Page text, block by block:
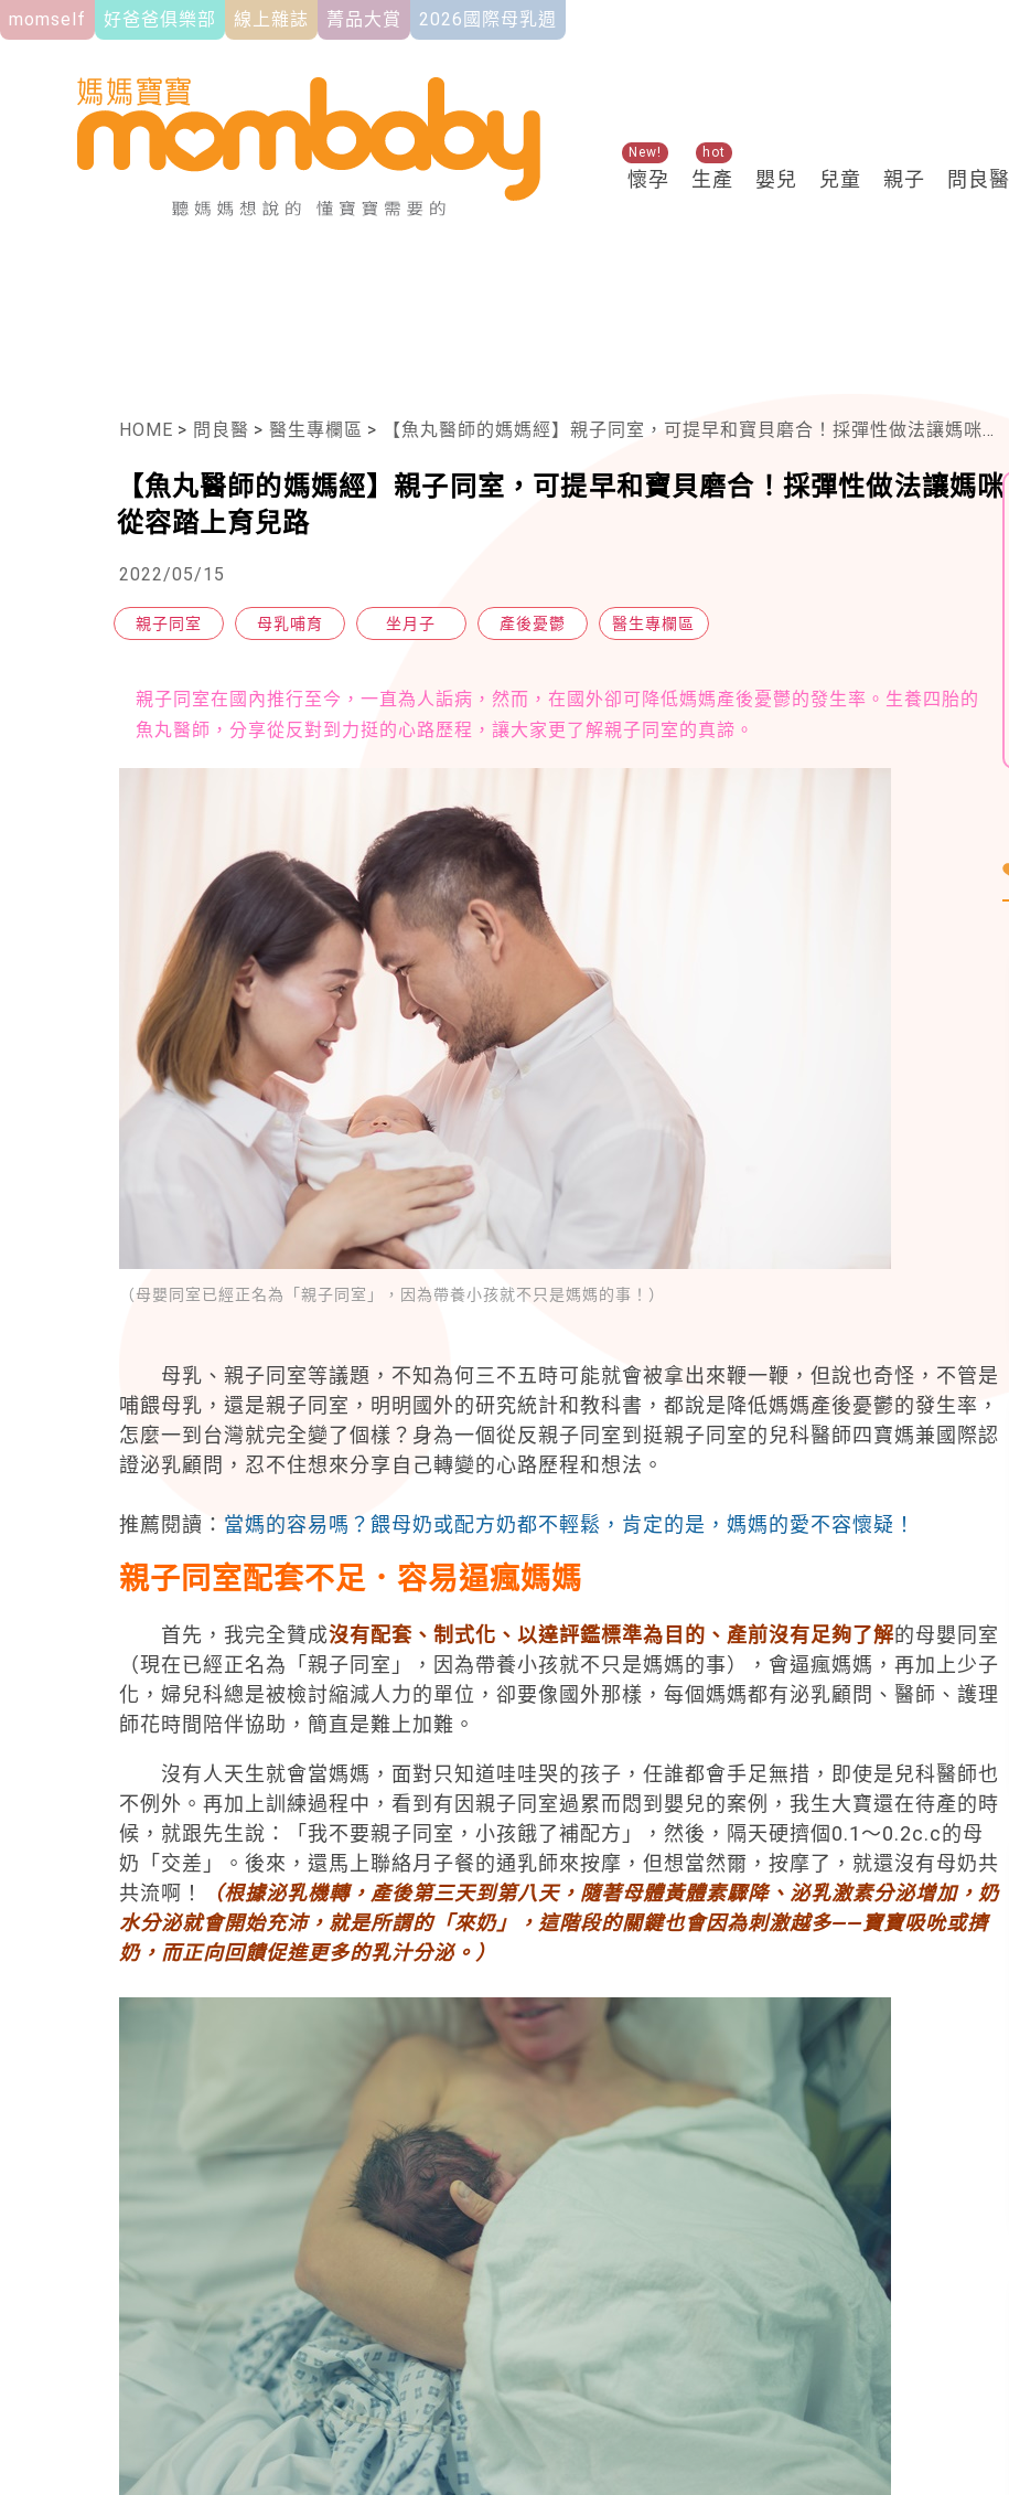
momself 好爸爸俱樂部 線上雜誌 菁品大賞 2026國際母乳週
懷孕
New!
生產
hot
嬰兒 兒童 親子 問良醫
HOME > 問良醫 > 醫生專欄區 > 【魚丸醫師的媽媽經】親子同室，可提早和寶貝磨合！採彈性做法讓媽咪從容踏上育兒路
【魚丸醫師的媽媽經】親子同室，可提早和寶貝磨合！採彈性做法讓媽咪
從容踏上育兒路
2022/05/15
親子同室 母乳哺育 坐月子 產後憂鬱 醫生專欄區
親子同室在國內推行至今，一直為人詬病，然而，在國外卻可降低媽媽產後憂鬱的發生率。生養四胎的
魚丸醫師，分享從反對到力挺的心路歷程，讓大家更了解親子同室的真諦。
（母嬰同室已經正名為「親子同室」，因為帶養小孩就不只是媽媽的事！）
母乳、親子同室等議題，不知為何三不五時可能就會被拿出來鞭一鞭，但說也奇怪，不管是
哺餵母乳，還是親子同室，明明國外的研究統計和教科書，都說是降低媽媽產後憂鬱的發生率，
怎麼一到台灣就完全變了個樣？身為一個從反親子同室到挺親子同室的兒科醫師四寶媽兼國際認
證泌乳顧問，忍不住想來分享自己轉變的心路歷程和想法。
推薦閱讀： 當媽的容易嗎？餵母奶或配方奶都不輕鬆，肯定的是，媽媽的愛不容懷疑！
親子同室配套不足．容易逼瘋媽媽
首先，我完全贊成沒有配套、制式化、以達評鑑標準為目的、產前沒有足夠了解的母嬰同室
（現在已經正名為「親子同室」，因為帶養小孩就不只是媽媽的事），會逼瘋媽媽，再加上少子
化，婦兒科總是被檢討縮減人力的單位，卻要像國外那樣，每個媽媽都有泌乳顧問、醫師、護理
師花時間陪伴協助，簡直是難上加難。
沒有人天生就會當媽媽，面對只知道哇哇哭的孩子，任誰都會手足無措，即使是兒科醫師也
不例外。再加上訓練過程中，看到有因親子同室過累而悶到嬰兒的案例，我生大寶還在待產的時
候，就跟先生說：「我不要親子同室，小孩餓了補配方」，然後，隔天硬擠個0.1～0.2c.c的母
奶「交差」。後來，還馬上聯絡月子餐的通乳師來按摩，但想當然爾，按摩了，就還沒有母奶共
共流啊！
（根據泌乳機轉，產後第三天到第八天，隨著母體黃體素驟降、泌乳激素分泌增加，奶
水分泌就會開始充沛，就是所謂的「來奶」，這階段的關鍵也會因為刺激越多——寶寶吸吮或擠
奶，而正向回饋促進更多的乳汁分泌。）